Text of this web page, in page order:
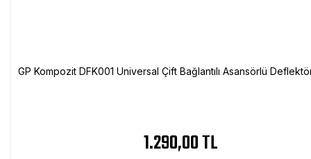
GP Kompozit DFK001 Universal Çift Bağlantılı Asansörlü
1.290,00 TL